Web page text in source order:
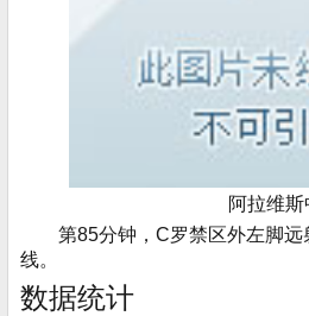
阿拉维斯
第85分钟，C罗禁区外左脚
线。
数据统计